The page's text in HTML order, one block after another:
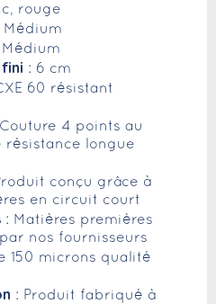
rouge
Médium
Médium
: 6 cm
60 résistant
4 points au
résistance longue
conçu grâce à
en circuit court
: Matières premières
nos fournisseurs
150 microns qualité
: Produit fabriqué à